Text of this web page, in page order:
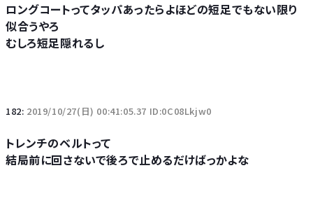
ロングコートってタッパあったらよほどの短足でもない限り
似合うやろ
むしろ短足隠れるし
182: 2019/10/27(日) 00:41:05.37 ID:0C08Lkjw0
トレンチのベルトって
結局前に回さないで後ろで止めるだけばっかよな